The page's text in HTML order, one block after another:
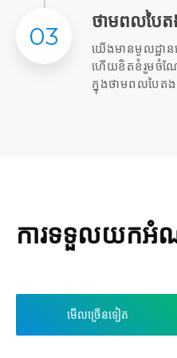
03 ថាមពលបៃ
យើង​មាន​មូលដ្ឋា
ហើយ​ខិតខំ​រួម​ចំណ
ក្នុង​ថាមពល​បៃត
ការទទួលយកអំ
មើលច្រើនទៀត